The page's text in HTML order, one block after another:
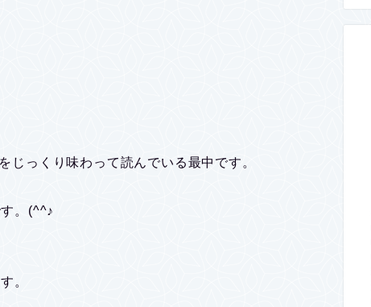
をじっくり味わって読んでいる最中です。
。(^^♪
。